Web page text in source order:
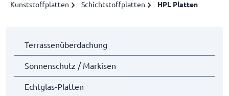
Kunststoffplatten Schichtstoffplatten HPL Platten
Terrassenüberdachung
Sonnenschutz / Markisen
Echtglas-Platten